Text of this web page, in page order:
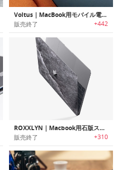
Voltus｜MacBook用モバイル電源＋拡張デバイス「ボルタス」
販売終了 +442
ROXXLYN｜Macbook用石版スキン「ロクスリン」
販売終了 +310